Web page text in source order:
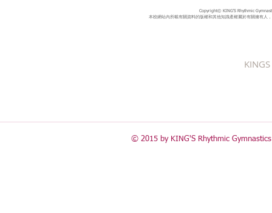
Copyright© KING'S Rhythmic
本校網站內所載有關資料的版權和其他知識產權屬於有關擁有人
© 2015 by KING'S Rhythmic